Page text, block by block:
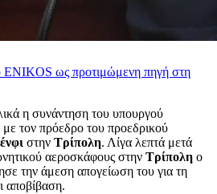
ENIKOS ως προτιμώμενη πηγή στη
η συνάντηση του υπουργού
με τον πρόεδρο του προεδρικού
στην Τρίπολη. Λίγα λεπτά μετά
αεροσκάφους στην Τρίπολη ο
την άμεση απογείωση του για τη
αποβίβαση.